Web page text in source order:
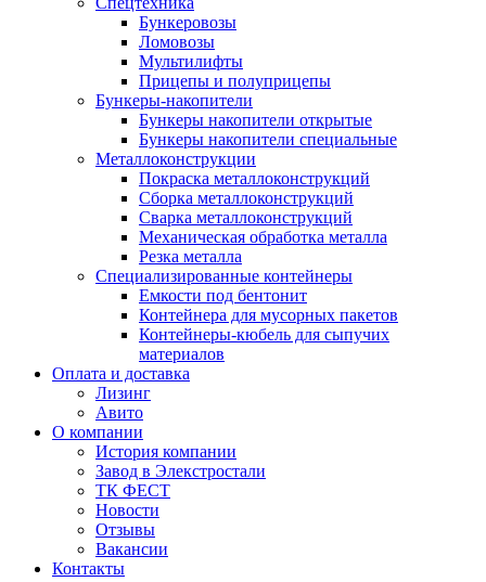
Бункеровозы
Ломовозы
Мультилифты
Прицепы и полуприцепы
Бункеры-накопители
Бункеры накопители открытые
Бункеры накопители специальные
Металлоконструкции
Покраска металлоконструкций
Сборка металлоконструкций
Сварка металлоконструкций
Механическая обработка металла
Резка металла
Специализированные контейнеры
Емкости под бентонит
Контейнера для мусорных пакетов
Контейнеры-кюбель для сыпучих
материалов
Оплата и доставка
Лизинг
Авито
О компании
История компании
Завод в Элекстростали
ТК ФЕСТ
Новости
Отзывы
Вакансии
Контакты